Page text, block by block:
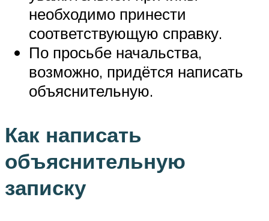
необходимо принести
соответствующую справку.
По просьбе начальства,
возможно, придётся написать
объяснительную.
Как написать
объяснительную
записку